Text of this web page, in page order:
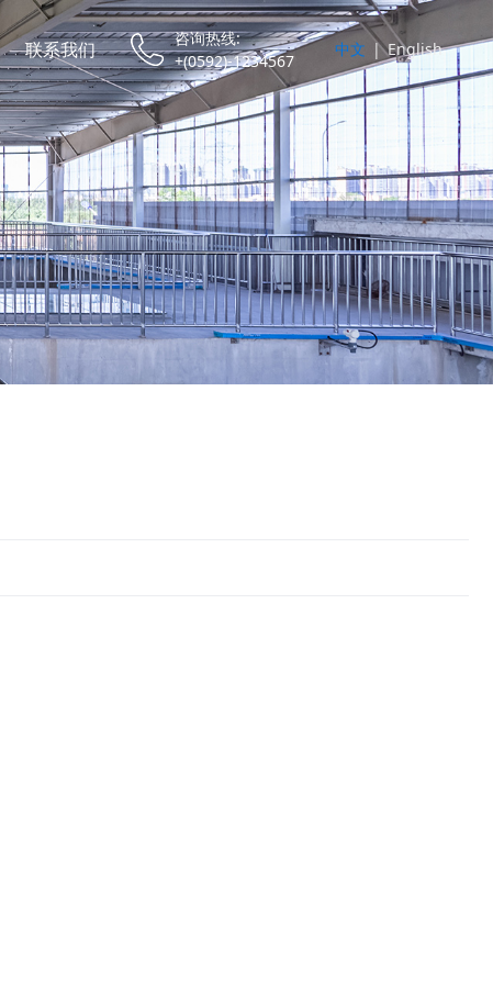
中文 | English
咨询热线:
+(0592)-1234567
联系我们